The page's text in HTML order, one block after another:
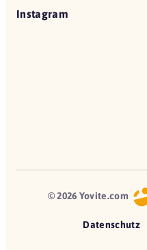
Instagram
© 2026 Yovite.com
Datenschutz